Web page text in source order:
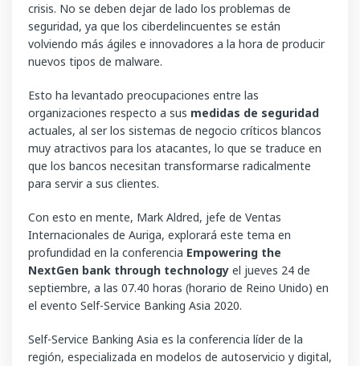
crisis. No se deben dejar de lado los problemas de
seguridad, ya que los ciberdelincuentes se están
volviendo más ágiles e innovadores a la hora de producir
nuevos tipos de malware.
Esto ha levantado preocupaciones entre las
organizaciones respecto a sus medidas de seguridad
actuales, al ser los sistemas de negocio críticos blancos
muy atractivos para los atacantes, lo que se traduce en
que los bancos necesitan transformarse radicalmente
para servir a sus clientes.
Con esto en mente, Mark Aldred, jefe de Ventas
Internacionales de Auriga, explorará este tema en
profundidad en la conferencia Empowering the
NextGen bank through technology el jueves 24 de
septiembre, a las 07.40 horas (horario de Reino Unido) en
el evento Self-Service Banking Asia 2020.
Self-Service Banking Asia es la conferencia líder de la
región, especializada en modelos de autoservicio y digital,